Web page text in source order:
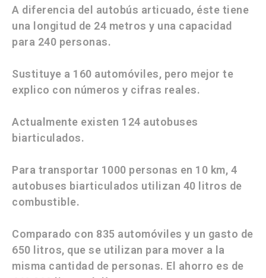
A diferencia del autobús articuado, éste tiene
una longitud de 24 metros y una capacidad
para 240 personas.
Sustituye a 160 automóviles, pero mejor te
explico con números y cifras reales.
Actualmente existen 124 autobuses
biarticulados.
Para transportar 1000 personas en 10 km, 4
autobuses biarticulados utilizan 40 litros de
combustible.
Comparado con 835 automóviles y un gasto de
650 litros, que se utilizan para mover a la
misma cantidad de personas. El ahorro es de